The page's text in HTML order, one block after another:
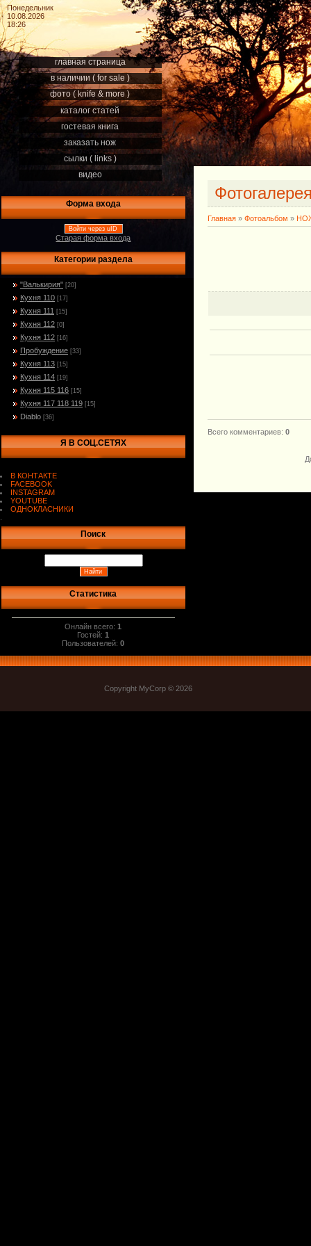
Понедельник
10.08.2026
18:26
главная страница
в наличии ( for sale )
фото ( knife & more )
каталог статей
гостевая книга
заказать нож
сылки ( links )
видео
Форма входа
Войти через uID
Старая форма входа
Категории раздела
"Валькирия" [20]
Кухня 110 [17]
Кухня 111 [15]
Кухня 112 [0]
Кухня 112 [16]
Пробуждение [33]
Кухня 113 [15]
Кухня 114 [19]
Кухня 115 116 [15]
Кухня 117 118 119 [15]
Diablo [36]
Я В СОЦ.СЕТЯХ
В КОНТАКТЕ
FACEBOOK
INSTAGRAM
YOUTUBE
ОДНОКЛАСНИКИ
Поиск
Статистика
Онлайн всего:1
Гостей:1
Пользователей:0
Главная » Фотоальбом »
Всего комментариев: 0
Copyright MyCorp © 2026